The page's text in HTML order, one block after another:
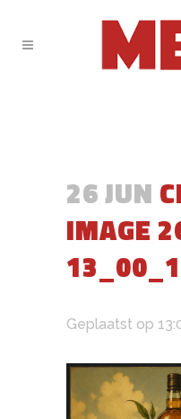
26 JUN
IMAGE
Geplaatst op